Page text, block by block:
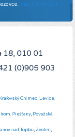
Viac informácií ...
18, 010 01
(0)905 903
Kráľovský Chlmec, Levice,
, Piešťany, Považská
nad Topľou,Zvolen,